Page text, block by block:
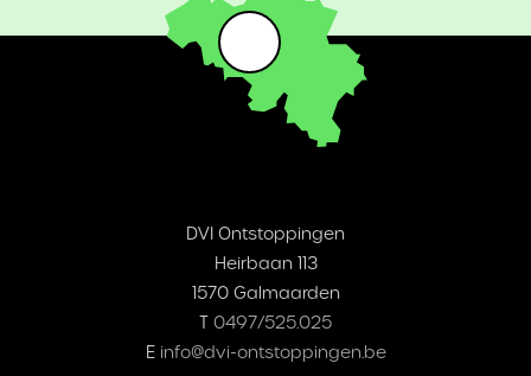
DVI Ontstoppingen
Heirbaan 113
1570 Galmaarden
T 0497/525.025
E info@dvi-ontstoppingen.be